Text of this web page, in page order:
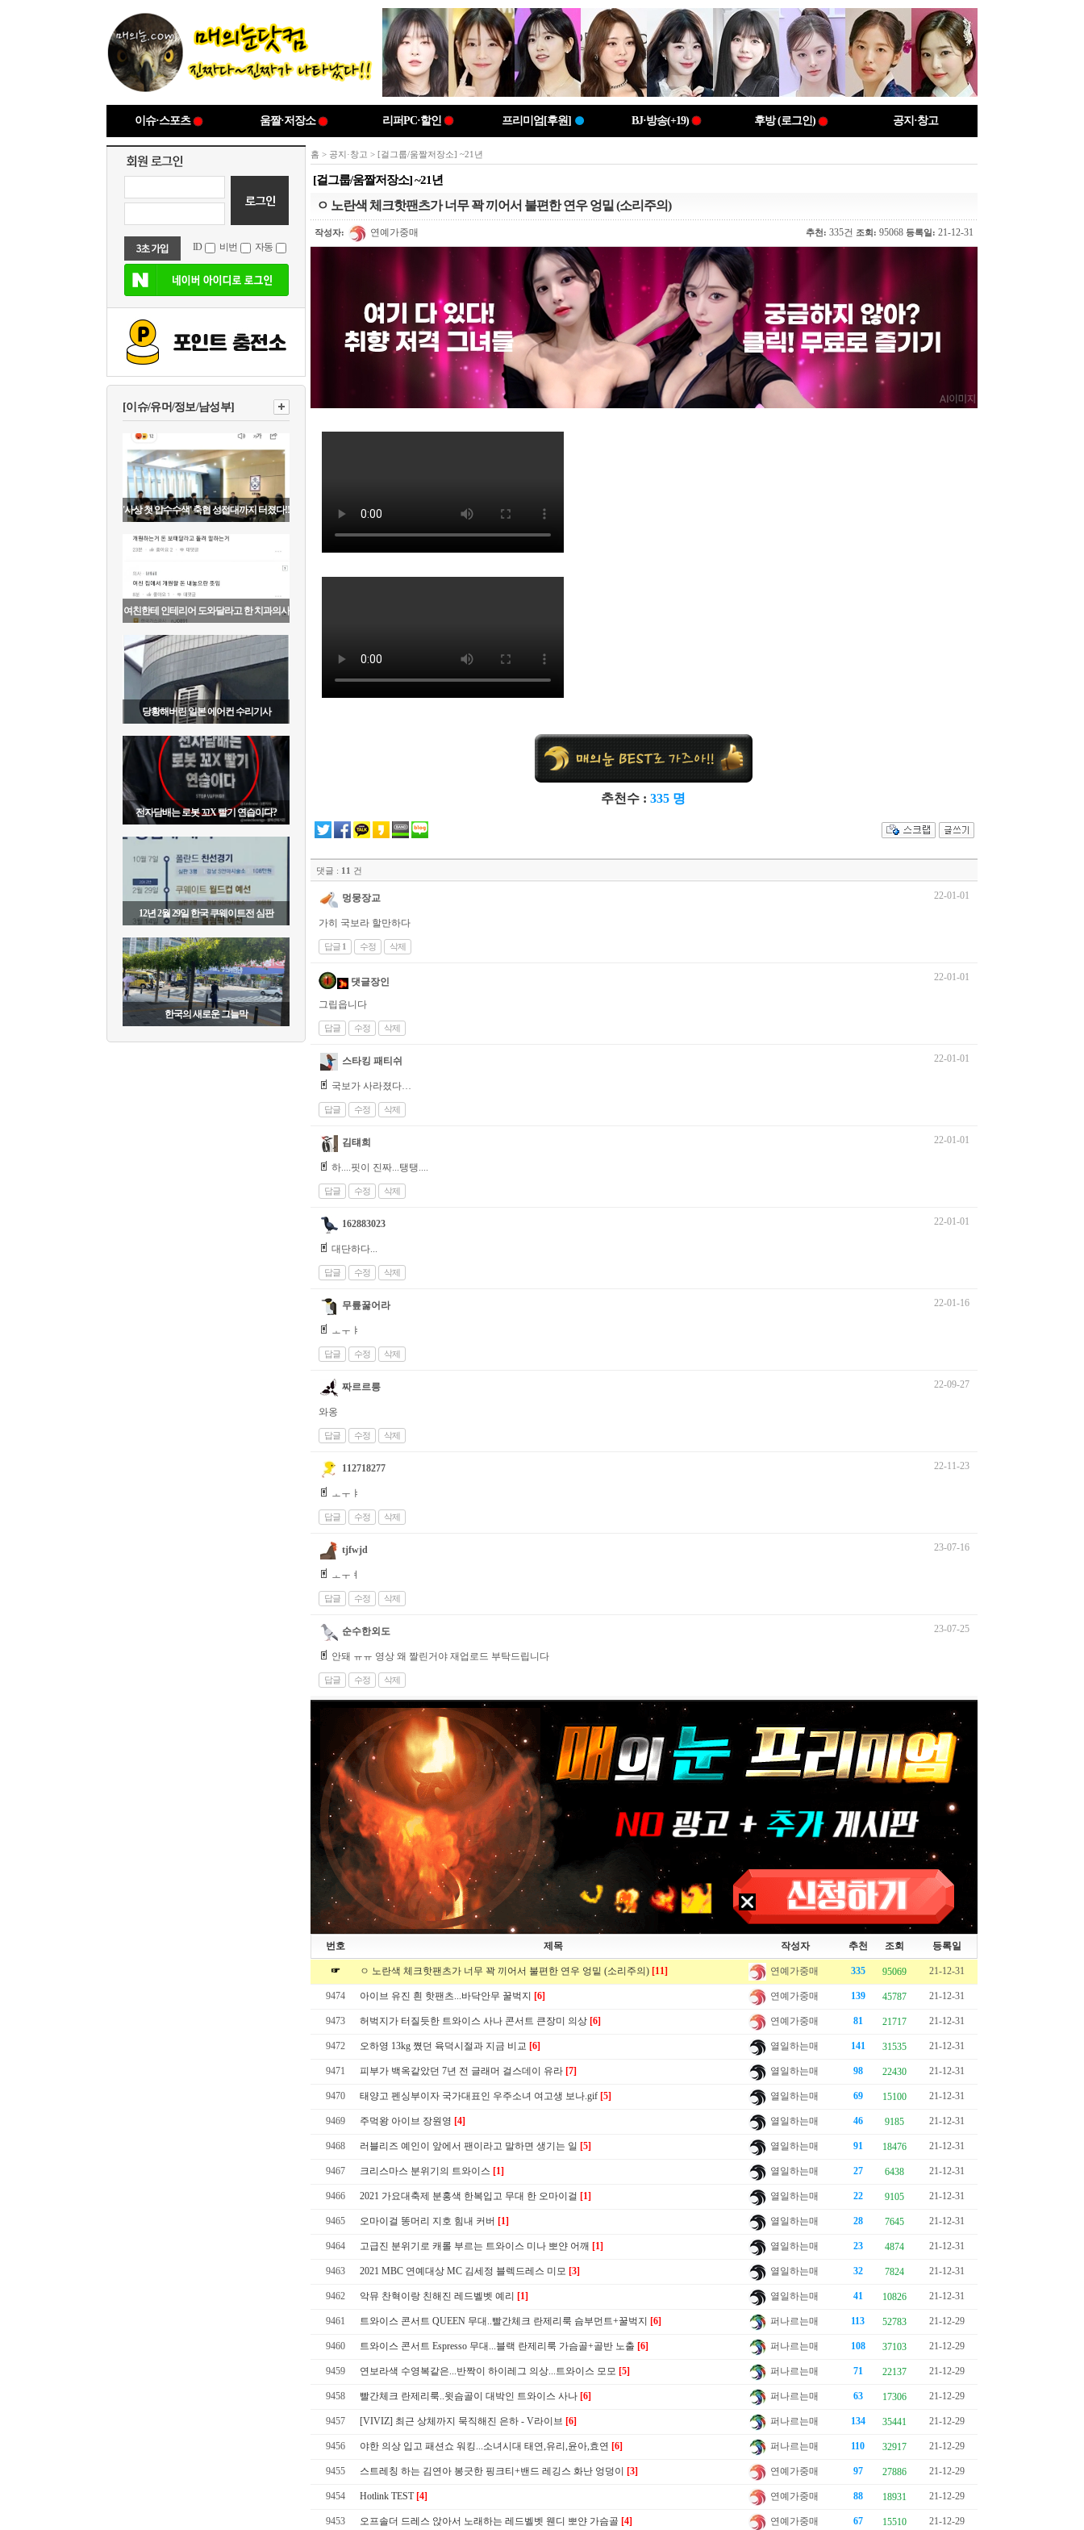
이슈·스포츠 움짤·저장소 리퍼PC·할인 프리미엄[후원] BJ·방송(+19) 후방 (로그인) 공지·창고
ID 비번 자동
[이슈/유머/정보/남성부]
'사상 첫 압수수색' 축협 성접대까지 터졌다!!
여친한테 인테리어 도와달라고 한 치과의사
당황해버린 일본 에어컨 수리기사
전자담배는 로봇 꼬X 빨기 연습이다?
12년 2월 29일 한국 쿠웨이트전 심판
한국의 새로운 그늘막
홈 > 공지·창고 > [걸그룹/움짤저장소] ~21년
[걸그룹/움짤저장소] ~21년
ㅇ 노란색 체크핫팬츠가 너무 꽉 끼어서 불편한 연우 엉밑 (소리주의)
작성자: 연예가중매 추천: 335건 조회: 95068 등록일: 21-12-31
추천수 : 335 명
댓글 : 11 건
멍뭉장교 22-01-01
가히 국보라 할만하다
답글 1 수정 삭제
댓글장인 22-01-01
그립읍니다
답글 수정 삭제
스타킹 패티쉬 22-01-01
국보가 사라졌다…
답글 수정 삭제
김턔희 22-01-01
하....핏이 진짜...탱탱....
답글 수정 삭제
162883023 22-01-01
대단하다...
답글 수정 삭제
무릎꿇어라 22-01-16
ㅗㅜㅑ
답글 수정 삭제
짜르르릉 22-09-27
와옹
답글 수정 삭제
112718277 22-11-23
ㅗㅜㅑ
답글 수정 삭제
tjfwjd 23-07-16
ㅗㅜㅕ
답글 수정 삭제
순수한외도 23-07-25
안돼 ㅠㅠ 영상 왜 짤린거야 재업로드 부탁드립니다
답글 수정 삭제
번호 제목 작성자 추천 조회 등록일
☞ ㅇ 노란색 체크핫팬츠가 너무 꽉 끼어서 불편한 연우 엉밑 (소리주의) [11] 연예가중매 335 95069 21-12-31
9474 아이브 유진 흰 핫팬츠...바닥안무 꿀벅지 [6] 연예가중매 139 45787 21-12-31
9473 허벅지가 터질듯한 트와이스 사나 콘서트 큰장미 의상 [6] 연예가중매 81 21717 21-12-31
9472 오하영 13kg 쪘던 육덕시절과 지금 비교 [6] 열일하는매 141 31535 21-12-31
9471 피부가 백옥같았던 7년 전 글래머 걸스데이 유라 [7] 열일하는매 98 22430 21-12-31
9470 태양고 펜싱부이자 국가대표인 우주소녀 여고생 보나.gif [5] 열일하는매 69 15100 21-12-31
9469 주먹왕 아이브 장원영 [4] 열일하는매 46 9185 21-12-31
9468 러블리즈 예인이 앞에서 팬이라고 말하면 생기는 일 [5] 열일하는매 91 18476 21-12-31
9467 크리스마스 분위기의 트와이스 [1] 열일하는매 27 6438 21-12-31
9466 2021 가요대축제 분홍색 한복입고 무대 한 오마이걸 [1] 열일하는매 22 9105 21-12-31
9465 오마이걸 똥머리 지호 힘내 커버 [1] 열일하는매 28 7645 21-12-31
9464 고급진 분위기로 캐롤 부르는 트와이스 미나 뽀얀 어깨 [1] 열일하는매 23 4874 21-12-31
9463 2021 MBC 연예대상 MC 김세정 블렉드레스 미모 [3] 열일하는매 32 7824 21-12-31
9462 악뮤 찬혁이랑 친해진 레드벨벳 예리 [1] 열일하는매 41 10826 21-12-31
9461 트와이스 콘서트 QUEEN 무대..빨간체크 란제리룩 슴부먼트+꿀벅지 [6] 퍼나르는매 113 52783 21-12-29
9460 트와이스 콘서트 Espresso 무대...블랙 란제리룩 가슴골+골반 노출 [6] 퍼나르는매 108 37103 21-12-29
9459 연보라색 수영복같은...반짝이 하이레그 의상...트와이스 모모 [5] 퍼나르는매 71 22137 21-12-29
9458 빨간체크 란제리룩..윗슴골이 대박인 트와이스 사나 [6] 퍼나르는매 63 17306 21-12-29
9457 [VIVIZ] 최근 상체까지 묵직해진 은하 - V라이브 [6] 퍼나르는매 134 35441 21-12-29
9456 야한 의상 입고 패션쇼 워킹...소녀시대 태연,유리,윤아,효연 [6] 퍼나르는매 110 32917 21-12-29
9455 스트레칭 하는 김연아 봉긋한 핑크티+밴드 레깅스 화난 엉덩이 [3] 연예가중매 97 27886 21-12-29
9454 Hotlink TEST[4] 연예가중매 88 18931 21-12-29
9453 오프솔더 드레스 앉아서 노래하는 레드벨벳 웬디 뽀얀 가슴골 [4] 연예가중매 67 15510 21-12-29